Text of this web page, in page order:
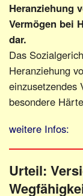
Heranziehung
Vermögen bei
dar.
Das
Heranziehung
einzusetzendes
besondere
weitere Infos:
Urteil: